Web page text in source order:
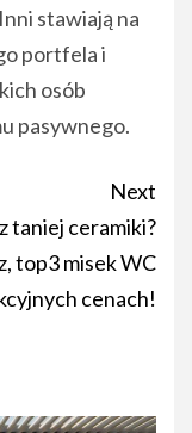
stawiają na
portfela i
osób
pasywnego.
Next
taniej ceramiki?
top3 misek WC
cenach!